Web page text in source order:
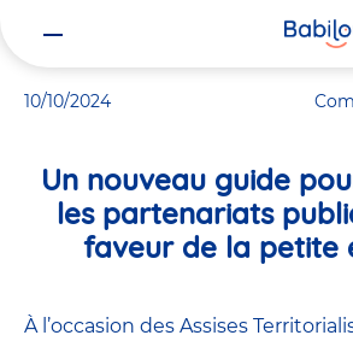
10/10/2024
Un nouveau guide
les partenariats
faveur de la petite
À l’occasion des Assises